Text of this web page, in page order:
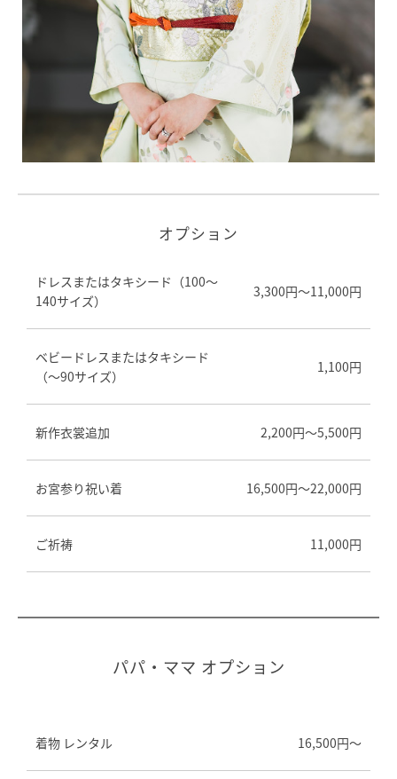
オプション
ドレスまたはタキシード（100～
140サイズ）
3,300円～11,000円
ベビードレスまたはタキシード
（～90サイズ）
1,100円
新作衣裳追加 2,200円～5,500円
お宮参り祝い着 16,500円～22,000円
ご祈祷 11,000円
パパ・ママ オプション
着物 レンタル 16,500円～